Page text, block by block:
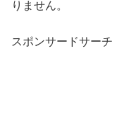
りません。
スポンサードサーチ